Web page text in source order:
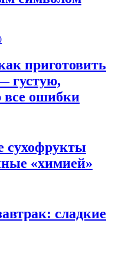
приготовить
густую,
ошибки
сухофрукты
«химией»
сладкие